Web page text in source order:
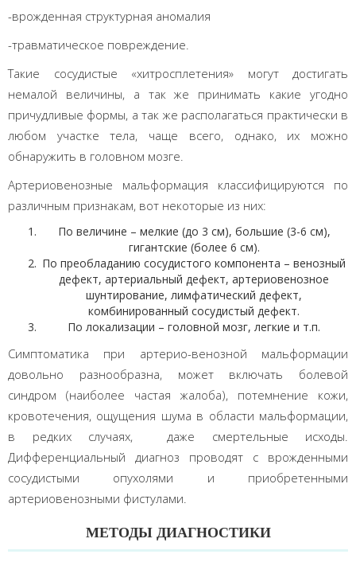
-врожденная структурная аномалия
-травматическое повреждение.
Такие сосудистые «хитросплетения» могут достигать
немалой величины, а так же принимать какие угодно
причудливые формы, а так же располагаться практически в
любом участке тела, чаще всего, однако, их можно
обнаружить в головном мозге.
Артериовенозные мальформация классифицируются по
различным признакам, вот некоторые из них:
По величине – мелкие (до 3 см), большие (3-6 см),
гигантские (более 6 см).
По преобладанию сосудистого компонента – венозный
дефект, артериальный дефект, артериовенозное
шунтирование, лимфатический дефект,
комбинированный сосудистый дефект.
По локализации – головной мозг, легкие и т.п.
Симптоматика при артерио-венозной мальформации
довольно разнообразна, может включать болевой
синдром (наиболее частая жалоба), потемнение кожи,
кровотечения, ощущения шума в области мальформации,
в редких случаях, даже смертельные исходы.
Дифференциальный диагноз проводят с врожденными
сосудистыми опухолями и приобретенными
артериовенозными фистулами.
МЕТОДЫ ДИАГНОСТИКИ